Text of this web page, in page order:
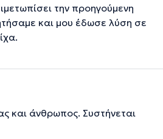
την προηγούμενη
και μου έδωσε λύση σε
και άνθρωπος. Συστήνεται